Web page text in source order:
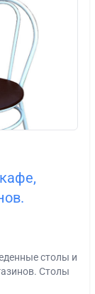
столы и
Столы